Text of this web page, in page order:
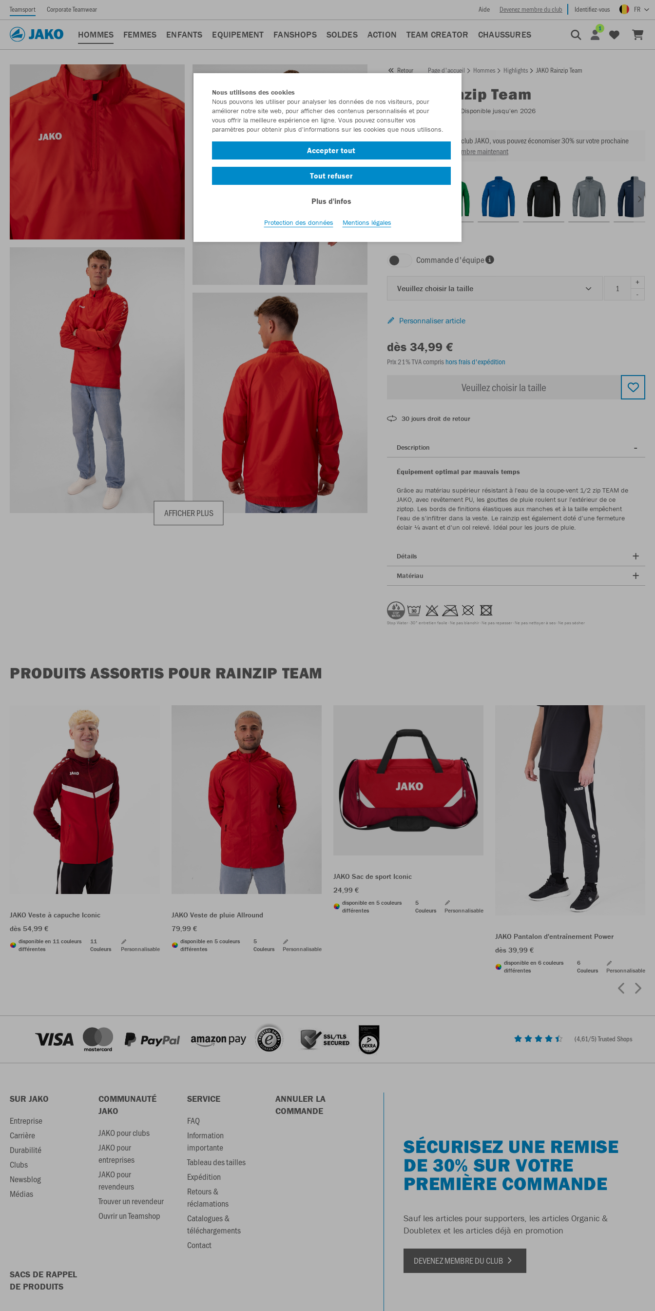
Teamsport Corporate Teamwear Aide Devenez membre du club Identifiez-vous FR
HOMMES FEMMES ENFANTS EQUIPEMENT FANSHOPS SOLDES ACTION TEAM CREATOR CHAUSSURES
1
AFFICHER PLUS
Retour Page d'accueil Hommes Highlights JAKO Rainzip Team
Rainzip Team
Numéro d’article: - Disponible jusqu'en 2026
En tant que membre du club JAKO, vous pouvez économiser 30% sur votre prochaine
Devenir membre maintenant
Commande d'équipe
Veuillez choisir la taille
+
-
Personnaliser article
dès 34,99 €
Prix 21% TVA compris hors frais d'expédition
Veuillez choisir la taille
30 jours droit de retour
Description
Équipement optimal par mauvais temps
Grâce au matériau supérieur résistant à l'eau de la coupe-vent 1/2 zip TEAM de
JAKO, avec revêtement PU, les gouttes de pluie roulent sur l'extérieur de ce
ziptop. Les bords de finitions élastiques aux manches et à la taille empêchent
l'eau de s'infiltrer dans la veste. Le rainzip est également doté d'une fermeture
éclair ¼ avant et d'un col relevé. Idéal pour les jours de pluie.
Détails
Matériau
Stop Water 30° entretien facile Ne pas blanchir Ne pas repasser Ne pas nettoyer à sec Ne pas sécher
PRODUITS ASSORTIS POUR RAINZIP TEAM
JAKO Veste à capuche Iconic
dès 54,99 €
disponible en 11 couleurs
différentes
11
Couleurs
Personnalisable
JAKO Veste de pluie Allround
79,99 €
disponible en 5 couleurs
différentes
5
Couleurs
Personnalisable
JAKO Sac de sport Iconic
24,99 €
disponible en 5 couleurs
différentes
5
Couleurs
Personnalisable
JAKO Pantalon d'entraînement Power
dès 39,99 €
disponible en 6 couleurs
différentes
6
Couleurs
Personnalisable
(4,61/5) Trusted Shops
SUR JAKO
Entreprise
Carrière
Durabilité
Clubs
Newsblog
Médias
COMMUNAUTÉ
JAKO
JAKO pour clubs
JAKO pour
entreprises
JAKO pour
revendeurs
Trouver un revendeur
Ouvrir un Teamshop
SERVICE
FAQ
Information
importante
Tableau des tailles
Expédition
Retours &
réclamations
Catalogues &
téléchargements
Contact
ANNULER LA
COMMANDE
SACS DE RAPPEL
DE PRODUITS
SÉCURISEZ UNE REMISE
DE 30% SUR VOTRE
PREMIÈRE COMMANDE
Sauf les articles pour supporters, les articles Organic &
Doubletex et les articles déjà en promotion
DEVENEZ MEMBRE DU CLUB
Nous utilisons des cookies
Nous pouvons les utiliser pour analyser les données de nos visiteurs, pour
améliorer notre site web, pour afficher des contenus personnalisés et pour
vous offrir la meilleure expérience en ligne. Vous pouvez consulter vos
paramètres pour obtenir plus d'informations sur les cookies que nous utilisons.
Accepter tout
Tout refuser
Plus d'infos
Protection des données Mentions légales